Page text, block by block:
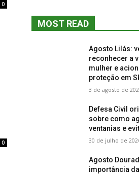
0
0
MOST READ
Agosto Lilás:
reconhecer a
mulher e
proteção em
3 de agosto de
Defesa Civil
sobre como
ventanias e
30 de julho de
Agosto
importância